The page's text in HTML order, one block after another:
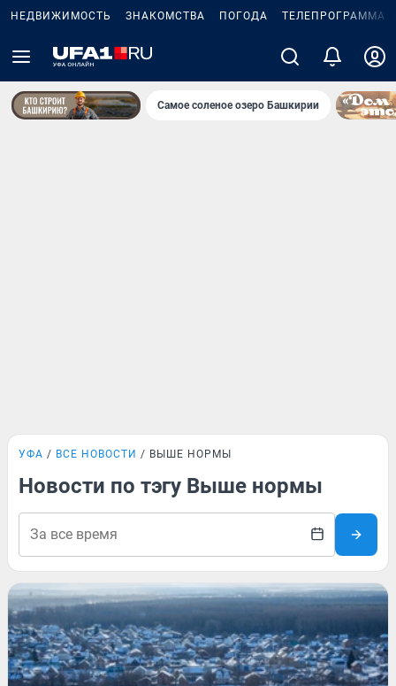
НЕДВИЖИМОСТЬ ЗНАКОМСТВА ПОГОДА ТЕЛЕПРОГРАММА
Самое соленое озеро Башкирии
УФА ВСЕ НОВОСТИ ВЫШЕ НОРМЫ
Новости по тэгу Выше нормы